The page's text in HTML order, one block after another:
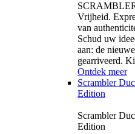
Vrijheid.
van
Schud uw
aan: de
gearriveerd.
Ontdek meer
Scrambler
Edition
Scrambler
Edition